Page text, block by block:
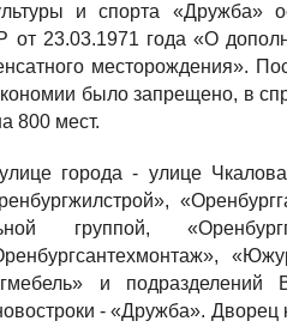
и спорта «Дружба»
23.03.1971 года «О
месторождения».
было запрещено, в
800 мест.
города - улице
группой,
и подразделений
- «Дружба».